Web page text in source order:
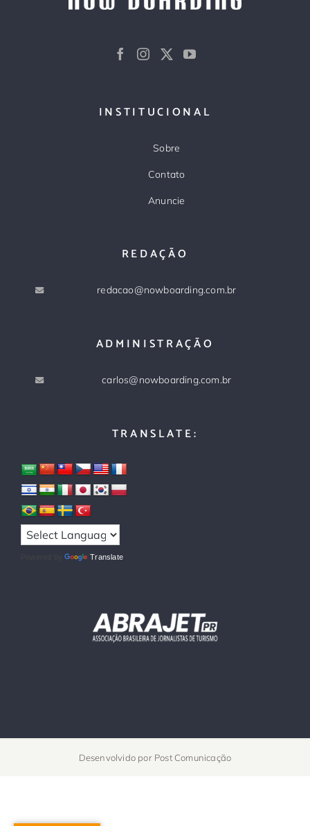
INSTITUCIONAL
Sobre
Contato
Anuncie
REDAÇÃO
redacao@nowboarding.com.br
ADMINISTRAÇÃO
carlos@nowboarding.com.br
TRANSLATE:
Powered by Translate
Desenvolvido por Post Comunicação